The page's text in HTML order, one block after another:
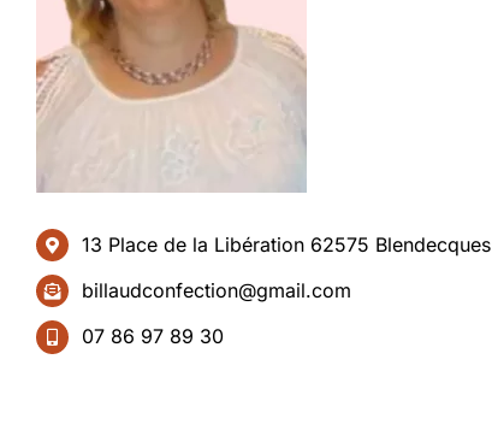
13 Place de la Libération 62575 Blendecques
billaudconfection@gmail.com
07 86 97 89 30